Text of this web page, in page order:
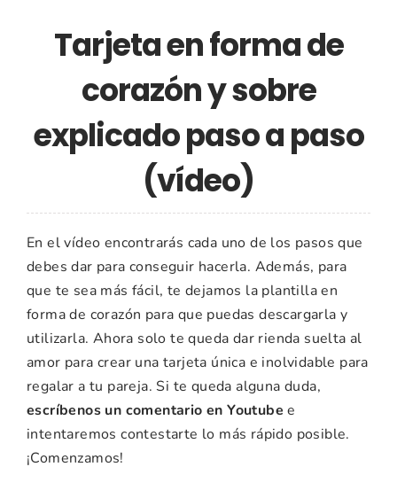
Tarjeta en forma de
corazón y sobre
explicado paso a paso
(vídeo)
En el vídeo encontrarás cada uno de los pasos que
debes dar para conseguir hacerla. Además, para
que te sea más fácil, te dejamos la plantilla en
forma de corazón para que puedas descargarla y
utilizarla. Ahora solo te queda dar rienda suelta al
amor para crear una tarjeta única e inolvidable para
regalar a tu pareja. Si te queda alguna duda,
escríbenos un comentario en Youtube e
intentaremos contestarte lo más rápido posible.
¡Comenzamos!